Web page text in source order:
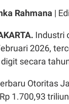
Rahmana |
Industri
2026,
secara
Otoritas
1.700,93